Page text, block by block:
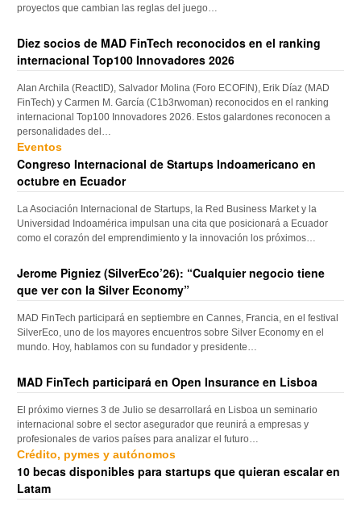
proyectos que cambian las reglas del juego…
Diez socios de MAD FinTech reconocidos en el ranking
internacional Top100 Innovadores 2026
Alan Archila (ReactID), Salvador Molina (Foro ECOFIN), Erik Díaz (MAD
FinTech) y Carmen M. García (C1b3rwoman) reconocidos en el ranking
internacional Top100 Innovadores 2026. Estos galardones reconocen a
personalidades del…
Eventos
Congreso Internacional de Startups Indoamericano en
octubre en Ecuador
La Asociación Internacional de Startups, la Red Business Market y la
Universidad Indoamérica impulsan una cita que posicionará a Ecuador
como el corazón del emprendimiento y la innovación los próximos…
Jerome Pigniez (SilverEco’26): “Cualquier negocio tiene
que ver con la Silver Economy”
MAD FinTech participará en septiembre en Cannes, Francia, en el festival
SilverEco, uno de los mayores encuentros sobre Silver Economy en el
mundo. Hoy, hablamos con su fundador y presidente…
MAD FinTech participará en Open Insurance en Lisboa
El próximo viernes 3 de Julio se desarrollará en Lisboa un seminario
internacional sobre el sector asegurador que reunirá a empresas y
profesionales de varios países para analizar el futuro…
Crédito, pymes y autónomos
10 becas disponibles para startups que quieran escalar en
Latam